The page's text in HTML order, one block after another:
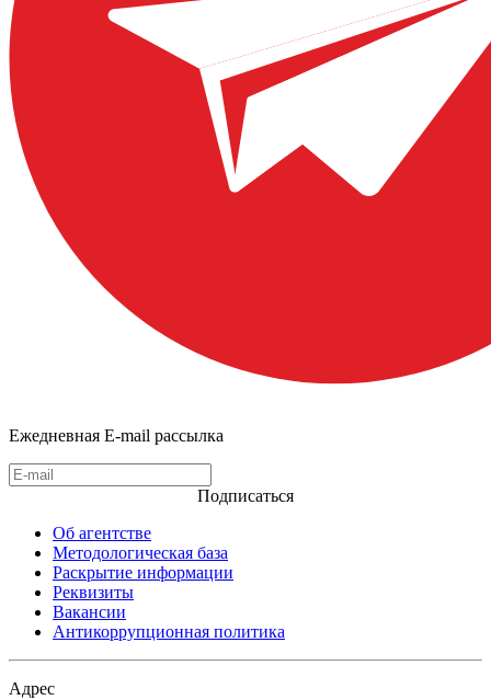
Ежедневная E-mail рассылка
Подписаться
Об агентстве
Методологическая база
Раскрытие информации
Реквизиты
Вакансии
Антикоррупционная политика
Адрес